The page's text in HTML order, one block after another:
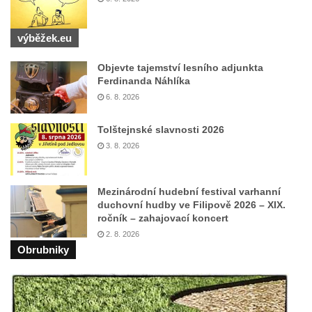
Pomník obětem válek před hřbitovem v
Hostíně u Vojkovic
Kenotaf Václava Floriána na hřbitově v
Lužci nad Vltavou
Kenotaf Miloslava Švice na hřbitově v Lužci
nad Vltavou
Hrob Václava Kufnera na hřbitově v Lužci
nad Vltavou
Pomník vojákům Rudé armády na hřbitově
v Lužci nad Vltavou
Pomník Ladislava Sedláčka a Karla Pelce u
silnice severně od Lužce nad Vltavou
Kenotaf Alfeda Harnische na hřbitově v
Pomník obětem válek v Hrobčicích
výběžek.eu
Objevte tajemství lesního adjunkta
Ferdinanda Náhlíka
6. 8. 2026
Tolštejnské slavnosti 2026
3. 8. 2026
Mezinárodní hudební festival varhanní
duchovní hudby ve Filipově 2026 – XIX.
ročník – zahajovací koncert
2. 8. 2026
Obrubniky